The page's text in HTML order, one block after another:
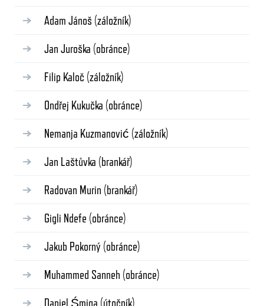
Adam Jánoš (záložník)
Jan Juroška (obránce)
Filip Kaloč (záložník)
Ondřej Kukučka (obránce)
Nemanja Kuzmanović (záložník)
Jan Laštůvka (brankář)
Radovan Murin (brankář)
Gigli Ndefe (obránce)
Jakub Pokorný (obránce)
Muhammed Sanneh (obránce)
Daniel Śmiga (útočník)